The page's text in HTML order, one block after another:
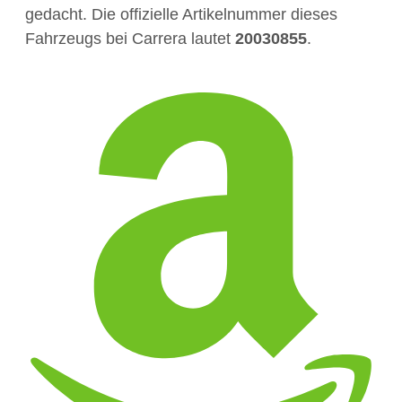
gedacht. Die offizielle Artikelnummer dieses
Fahrzeugs bei Carrera lautet 20030855.